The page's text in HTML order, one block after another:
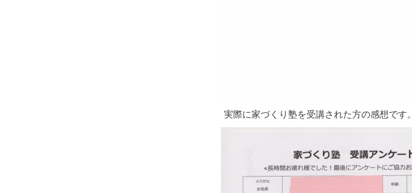
実際に家づくり塾を受講された方の感想です。